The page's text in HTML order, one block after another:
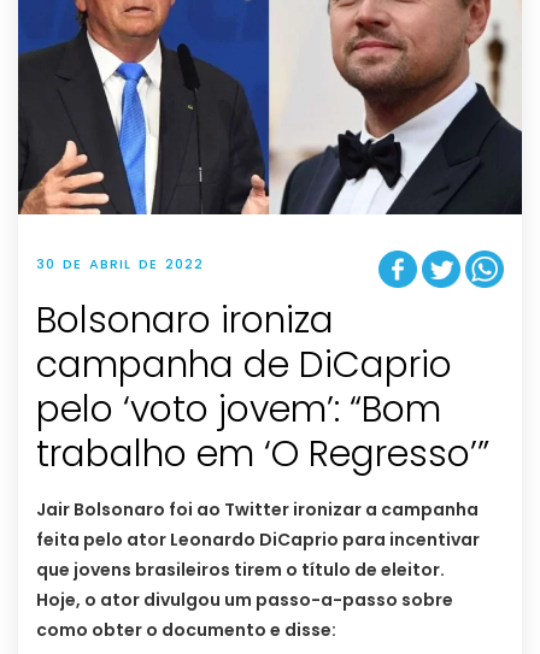
30 DE ABRIL DE 2022
Bolsonaro ironiza
campanha de DiCaprio
pelo ‘voto jovem’: “Bom
trabalho em ‘O Regresso’”
Jair Bolsonaro foi ao Twitter ironizar a campanha
feita pelo ator Leonardo DiCaprio para incentivar
que jovens brasileiros tirem o título de eleitor.
Hoje, o ator divulgou um passo-a-passo sobre
como obter o documento e disse: